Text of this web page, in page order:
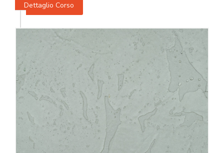
Dettaglio Corso